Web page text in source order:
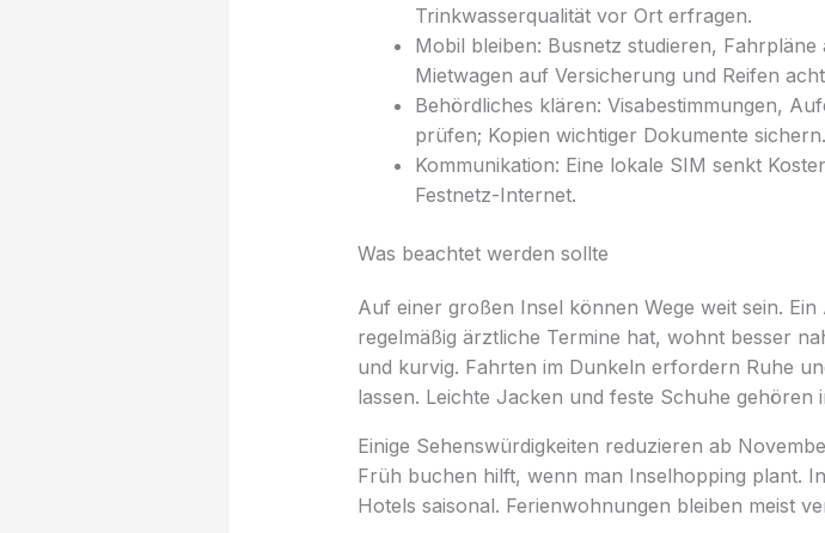
Trinkwasserqualität vor Ort erfragen.
Mobil bleiben: Busnetz studieren,
Mietwagen auf Versicherung und Reifen
Behördliches klären: Visabestimmungen,
prüfen; Kopien wichtiger Dokumente sichern.
Kommunikation: Eine lokale SIM senkt
Festnetz-Internet.
Was beachtet werden sollte
Auf einer großen Insel können Wege weit sein.
regelmäßig ärztliche Termine hat, wohnt besser
und kurvig. Fahrten im Dunkeln erfordern Ruhe
lassen. Leichte Jacken und feste Schuhe gehören
Einige Sehenswürdigkeiten reduzieren ab
Früh buchen hilft, wenn man Inselhopping plant.
Hotels saisonal. Ferienwohnungen bleiben meist